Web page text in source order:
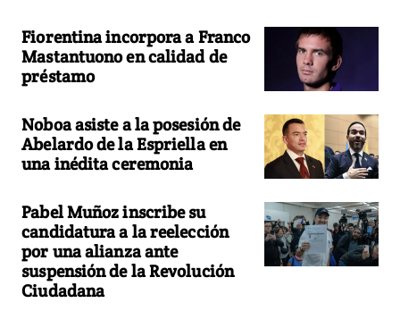
Fiorentina incorpora a Franco
Mastantuono en calidad de
préstamo
Noboa asiste a la posesión de
Abelardo de la Espriella en
una inédita ceremonia
Pabel Muñoz inscribe su
candidatura a la reelección
por una alianza ante
suspensión de la Revolución
Ciudadana